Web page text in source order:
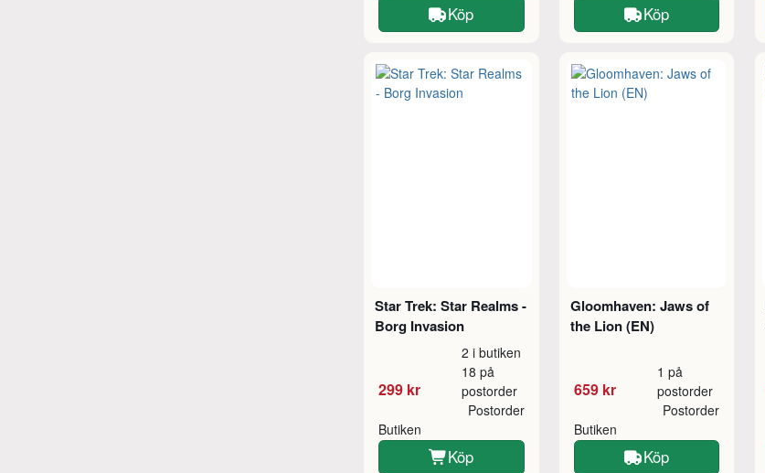
Köp Köp
Star Trek: Star Realms -
Borg Invasion
299 kr
2 i butiken
18 på
postorder
Butiken
Postorder
Köp
Gloomhaven: Jaws of
the Lion (EN)
659 kr
1 på
postorder
Butiken
Postorder
Köp